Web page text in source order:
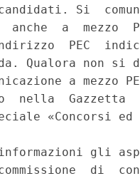
Si
a  mezzo
PEC
Qualora non si
a mezzo
nella
«Concorsi
gli
di